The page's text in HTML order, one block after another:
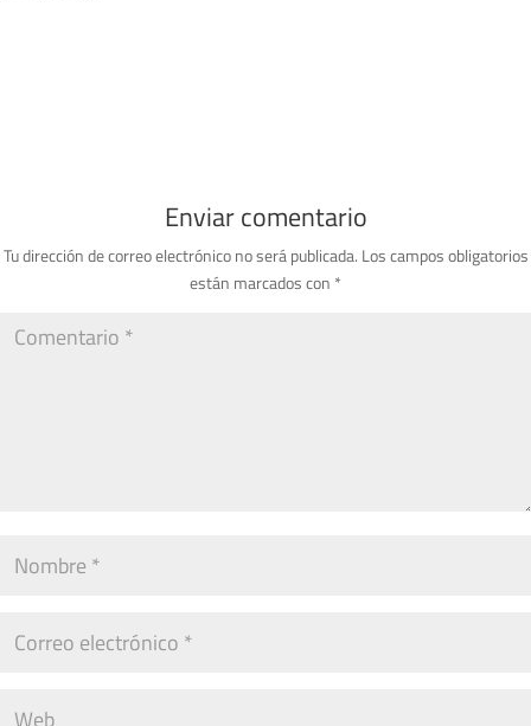
Enviar comentario
Tu dirección de correo electrónico no será publicada. Los campos obligatorios
están marcados con *